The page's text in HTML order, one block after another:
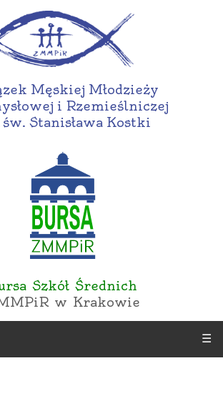
Męskiej Młodzieży
i Rzemieślniczej
Stanisława Kostki
Szkół Średnich
w Krakowie
☰